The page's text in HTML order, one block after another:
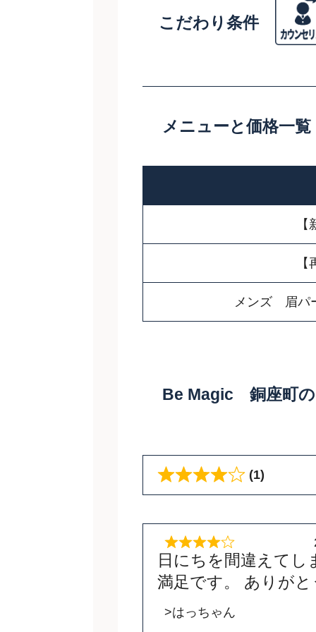
こだわり条件
メニューと価格一覧
メンズ 眉パ
Be Magic 銅座町の
(1)
日にちを間違えて
満足です。 ありが
>はっちゃん